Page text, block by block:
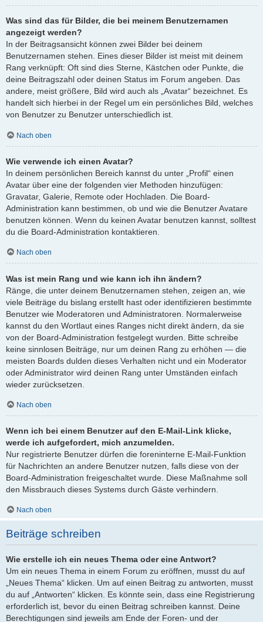
Was sind das für Bilder, die bei meinem Benutzernamen
angezeigt werden?
In der Beitragsansicht können zwei Bilder bei deinem
Benutzernamen stehen. Eines dieser Bilder ist meist mit deinem
Rang verknüpft: Oft sind dies Sterne, Kästchen oder Punkte, die
deine Beitragszahl oder deinen Status im Forum angeben. Das
andere, meist größere, Bild wird auch als „Avatar“ bezeichnet. Es
handelt sich hierbei in der Regel um ein persönliches Bild, welches
von Benutzer zu Benutzer unterschiedlich ist.
Nach oben
Wie verwende ich einen Avatar?
In deinem persönlichen Bereich kannst du unter „Profil“ einen
Avatar über eine der folgenden vier Methoden hinzufügen:
Gravatar, Galerie, Remote oder Hochladen. Die Board-
Administration kann bestimmen, ob und wie die Benutzer Avatare
benutzen können. Wenn du keinen Avatar benutzen kannst, solltest
du die Board-Administration kontaktieren.
Nach oben
Was ist mein Rang und wie kann ich ihn ändern?
Ränge, die unter deinem Benutzernamen stehen, zeigen an, wie
viele Beiträge du bislang erstellt hast oder identifizieren bestimmte
Benutzer wie Moderatoren und Administratoren. Normalerweise
kannst du den Wortlaut eines Ranges nicht direkt ändern, da sie
von der Board-Administration festgelegt wurden. Bitte schreibe
keine sinnlosen Beiträge, nur um deinen Rang zu erhöhen — die
meisten Boards dulden dieses Verhalten nicht und ein Moderator
oder Administrator wird deinen Rang unter Umständen einfach
wieder zurücksetzen.
Nach oben
Wenn ich bei einem Benutzer auf den E-Mail-Link klicke,
werde ich aufgefordert, mich anzumelden.
Nur registrierte Benutzer dürfen die foreninterne E-Mail-Funktion
für Nachrichten an andere Benutzer nutzen, falls diese von der
Board-Administration freigeschaltet wurde. Diese Maßnahme soll
den Missbrauch dieses Systems durch Gäste verhindern.
Nach oben
Beiträge schreiben
Wie erstelle ich ein neues Thema oder eine Antwort?
Um ein neues Thema in einem Forum zu eröffnen, musst du auf
„Neues Thema“ klicken. Um auf einen Beitrag zu antworten, musst
du auf „Antworten“ klicken. Es könnte sein, dass eine Registrierung
erforderlich ist, bevor du einen Beitrag schreiben kannst. Deine
Berechtigungen sind jeweils am Ende der Foren- und der